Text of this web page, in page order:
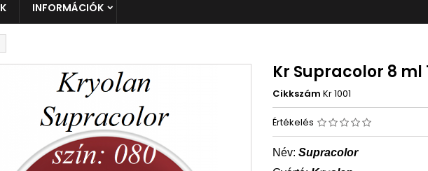
INFORMÁCIÓK
Kr Supracolor 8 ml
Cikkszám Kr 1001
Értékelés
Név: Supracolor